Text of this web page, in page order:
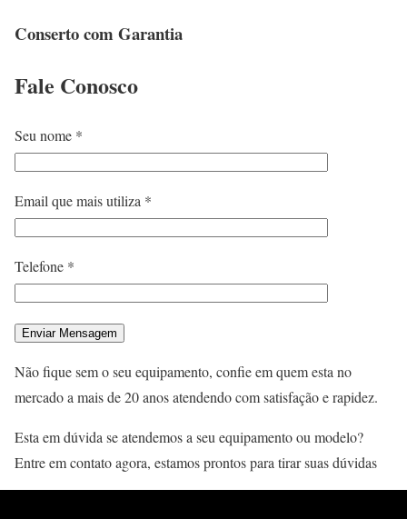
Conserto com Garantia
Fale Conosco
Seu nome *
Email que mais utiliza *
Telefone *
Não fique sem o seu equipamento, confie em quem esta no
mercado a mais de 20 anos atendendo com satisfação e rapidez.
Esta em dúvida se atendemos a seu equipamento ou modelo?
Entre em contato agora, estamos prontos para tirar suas dúvidas